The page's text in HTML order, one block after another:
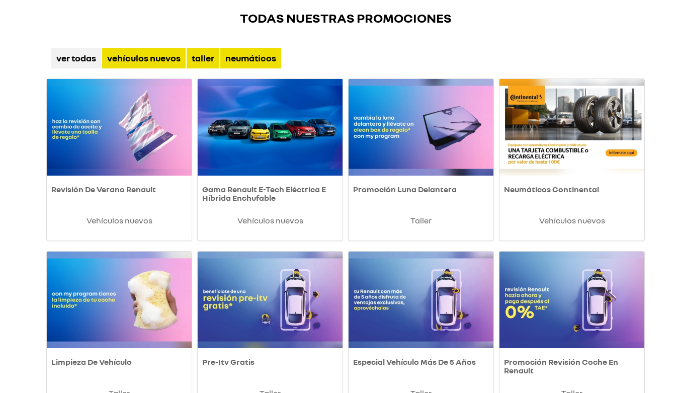
TODAS NUESTRAS PROMOCIONES
ver todas vehículos nuevos taller neumáticos
Revisión De Verano Renault
Vehículos nuevos
Gama Renault E-Tech Eléctrica E
Híbrida Enchufable
Vehículos nuevos
Promoción Luna Delantera
Taller
Neumáticos Continental
Vehículos nuevos
Limpieza De Vehículo Pre-Itv Gratis Especial Vehículo Más De 5 Años
Promoción Revisión Coche En
Renault